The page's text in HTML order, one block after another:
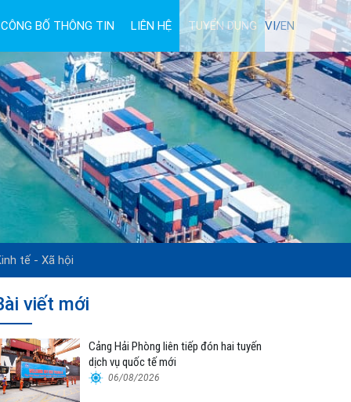
CÔNG BỐ THÔNG TIN LIÊN HỆ TUYỂN DỤNG VI/EN
tế - Xã hội
viết mới
Cảng Hải Phòng liên tiếp đón hai tuyến
dịch vụ quốc tế mới
06/08/2026